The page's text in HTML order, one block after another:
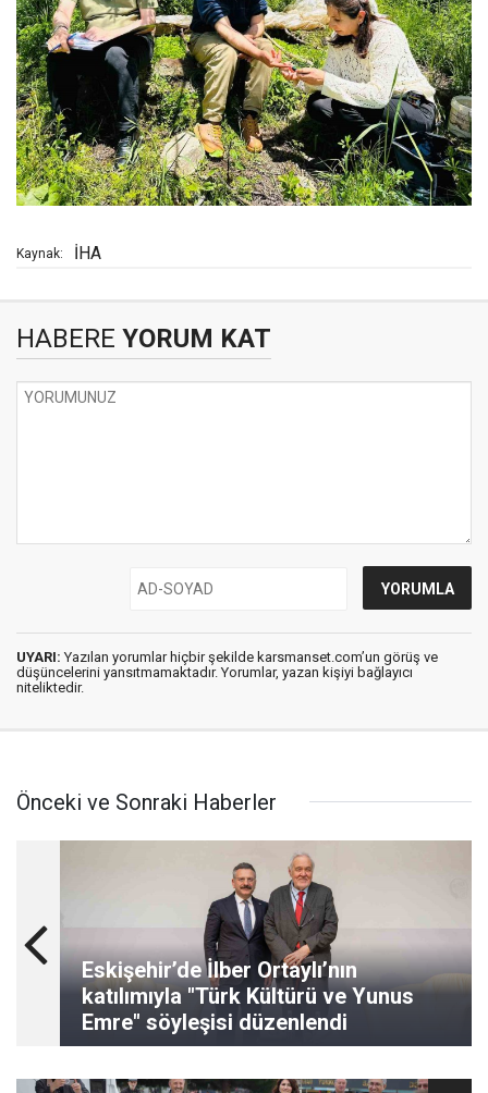
Kaynak: İHA
HABERE YORUM KAT
UYARI: Yazılan yorumlar hiçbir şekilde karsmanset.com’un görüş ve
düşüncelerini yansıtmamaktadır. Yorumlar, yazan kişiyi bağlayıcı
niteliktedir.
Önceki ve Sonraki Haberler
Eskişehir’de İlber Ortaylı’nın
katılımıyla "Türk Kültürü ve Yunus
Emre" söyleşisi düzenlendi